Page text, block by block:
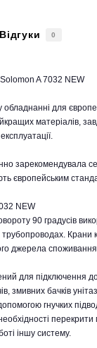
Відгуки 0
A 7032 NEW
для
матеріалів,
зарекомендувала
європейським
NEW
90 градусів
Крани
джерела
для підключення
змивних бачків
гнучких
перекрити
іншу систему.